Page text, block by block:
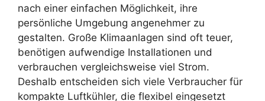
nach einer einfachen Möglichkeit, ihre
persönliche Umgebung angenehmer zu
gestalten. Große Klimaanlagen sind oft teuer,
benötigen aufwendige Installationen und
verbrauchen vergleichsweise viel Strom.
Deshalb entscheiden sich viele Verbraucher für
kompakte Luftkühler, die flexibel eingesetzt